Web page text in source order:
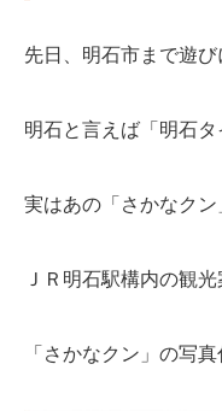
先日、明石市まで遊
明石と言えば「明石
実はあの「さかなク
ＪＲ明石駅構内の観
「さかなクン」の写